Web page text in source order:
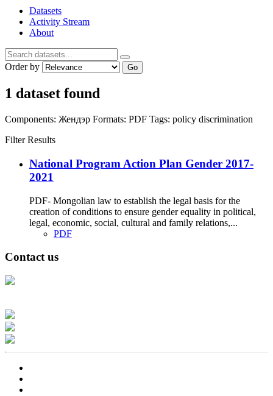
Datasets
Activity Stream
About
Order by Go
1 dataset found
Components: Жендэр Formats: PDF Tags: policy discrimination
Filter Results
National Program Action Plan Gender 2017-
2021
PDF- Mongolian law to establish the legal basis for the
creation of conditions to ensure gender equality in political,
legal, economic, social, cultural and family relations,...
PDF
Contact us